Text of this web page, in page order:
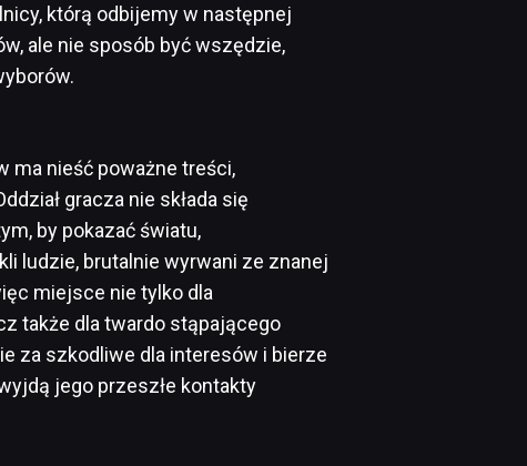
którą odbijemy w następnej
ale nie sposób być wszędzie,
ma nieść poważne treści,
gracza nie składa się
by pokazać światu,
ludzie, brutalnie wyrwani ze znanej
miejsce nie tylko dla
także dla twardo stąpającego
za szkodliwe dla interesów i bierze
jego przeszłe kontakty